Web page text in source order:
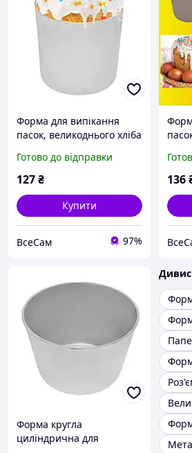
Форма для випікання
пасок, великоднього хліба
Готово до відправки
127₴
Купити
ВсеСам 97%
136
Форма кругла
циліндрична для